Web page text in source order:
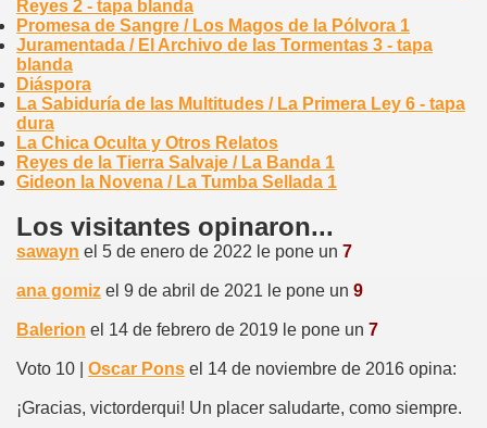
Reyes 2 - tapa blanda
Promesa de Sangre / Los Magos de la Pólvora 1
Juramentada / El Archivo de las Tormentas 3 - tapa
blanda
Diáspora
La Sabiduría de las Multitudes / La Primera Ley 6 - tapa
dura
La Chica Oculta y Otros Relatos
Reyes de la Tierra Salvaje / La Banda 1
Gideon la Novena / La Tumba Sellada 1
Los visitantes opinaron...
sawayn el 5 de enero de 2022 le pone un 7
ana gomiz el 9 de abril de 2021 le pone un 9
Balerion el 14 de febrero de 2019 le pone un 7
Voto 10 | Oscar Pons el 14 de noviembre de 2016 opina:
¡Gracias, victorderqui! Un placer saludarte, como siempre.